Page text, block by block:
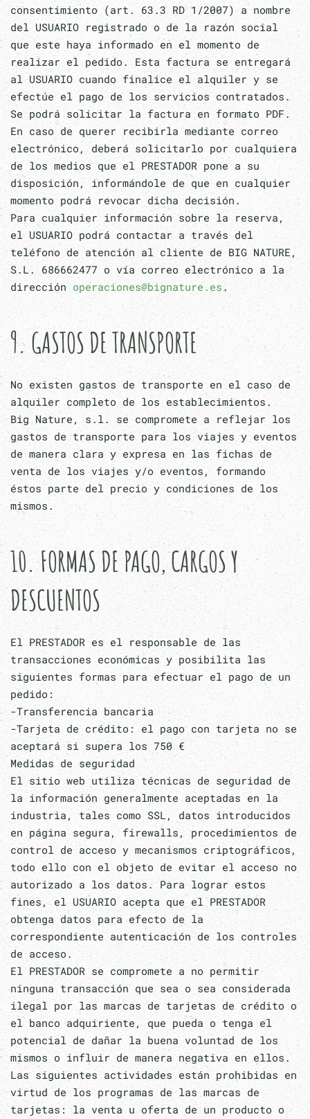
consentimiento (art. 63.3 RD 1/2007) a nombre
del USUARIO registrado o de la razón social
que este haya informado en el momento de
realizar el pedido. Esta factura se entregará
al USUARIO cuando finalice el alquiler y se
efectúe el pago de los servicios contratados.
Se podrá solicitar la factura en formato PDF.
En caso de querer recibirla mediante correo
electrónico, deberá solicitarlo por cualquiera
de los medios que el PRESTADOR pone a su
disposición, informándole de que en cualquier
momento podrá revocar dicha decisión.
Para cualquier información sobre la reserva,
el USUARIO podrá contactar a través del
teléfono de atención al cliente de BIG NATURE,
S.L. 686662477 o vía correo electrónico a la
dirección operaciones@bignature.es.
9. GASTOS DE TRANSPORTE
No existen gastos de transporte en el caso de
alquiler completo de los establecimientos.
Big Nature, s.l. se compromete a reflejar los
gastos de transporte para los viajes y eventos
de manera clara y expresa en las fichas de
venta de los viajes y/o eventos, formando
éstos parte del precio y condiciones de los
mismos.
10. FORMAS DE PAGO, CARGOS Y
DESCUENTOS
El PRESTADOR es el responsable de las
transacciones económicas y posibilita las
siguientes formas para efectuar el pago de un
pedido:
-Transferencia bancaria
-Tarjeta de crédito: el pago con tarjeta no se
aceptará si supera los 750 €
Medidas de seguridad
El sitio web utiliza técnicas de seguridad de
la información generalmente aceptadas en la
industria, tales como SSL, datos introducidos
en página segura, firewalls, procedimientos de
control de acceso y mecanismos criptográficos,
todo ello con el objeto de evitar el acceso no
autorizado a los datos. Para lograr estos
fines, el USUARIO acepta que el PRESTADOR
obtenga datos para efecto de la
correspondiente autenticación de los controles
de acceso.
El PRESTADOR se compromete a no permitir
ninguna transacción que sea o sea considerada
ilegal por las marcas de tarjetas de crédito o
el banco adquiriente, que pueda o tenga el
potencial de dañar la buena voluntad de los
mismos o influir de manera negativa en ellos.
Las siguientes actividades están prohibidas en
virtud de los programas de las marcas de
tarjetas: la venta u oferta de un producto o